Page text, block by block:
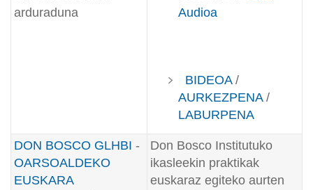
arduraduna
Audioa
BIDEOA /
AURKEZPENA /
LABURPENA
DON BOSCO GLHBI -
OARSOALDEKO
EUSKARA
Don Bosco Institutuko
ikasleekin praktikak
euskaraz egiteko aurten